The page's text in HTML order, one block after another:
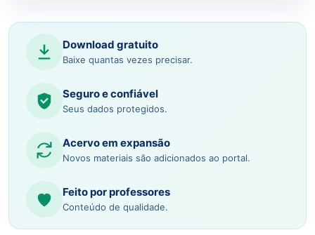
Download gratuito
Baixe quantas vezes precisar.
Seguro e confiável
Seus dados protegidos.
Acervo em expansão
Novos materiais são adicionados ao portal.
Feito por professores
Conteúdo de qualidade.